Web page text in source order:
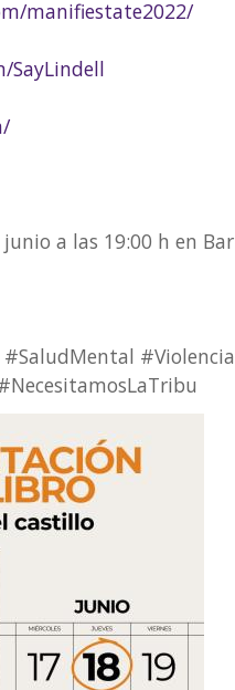
manifiestate2022/
SayLindell
a las 19:00 h en